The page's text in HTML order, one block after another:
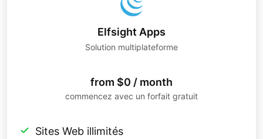
Elfsight Apps
Solution multiplateforme
from $0 / month
commencez avec un forfait gratuit
Sites Web illimités